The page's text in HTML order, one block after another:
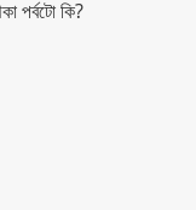
পৰ্বটো কি?